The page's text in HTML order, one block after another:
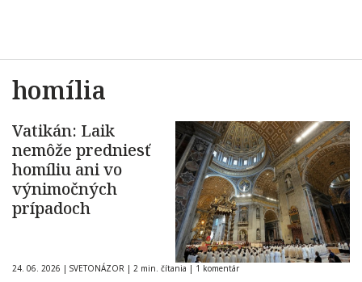
homília
Vatikán: Laik
nemôže predniesť
homíliu ani vo
výnimočných
prípadoch
24. 06. 2026 | SVETONÁZOR | 2 min. čítania | 1 komentár